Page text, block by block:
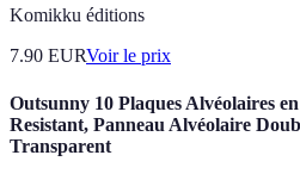
Komikku éditions
7.90 EURVoir le prix
Outsunny 10 Plaques Alvéolaires
Resistant, Panneau Alvéolaire
Transparent